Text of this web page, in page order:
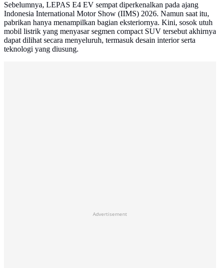
Sebelumnya, LEPAS E4 EV sempat diperkenalkan pada ajang
Indonesia International Motor Show (IIMS) 2026. Namun saat itu,
pabrikan hanya menampilkan bagian eksteriornya. Kini, sosok utuh
mobil listrik yang menyasar segmen compact SUV tersebut akhirnya
dapat dilihat secara menyeluruh, termasuk desain interior serta
teknologi yang diusung.
Advertisement